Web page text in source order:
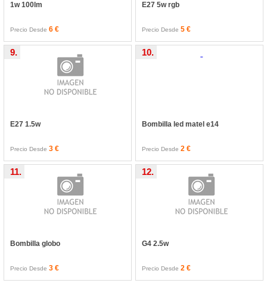
1w 100lm
Precio Desde6 €
E27 5w rgb
Precio Desde 5 €
E27 1.5w
9.
Precio Desde3 €
Bombilla led matel e14
10.
Precio Desde 2 €
Bombilla globo
11.
Precio Desde3 €
G4 2.5w
12.
Precio Desde 2 €